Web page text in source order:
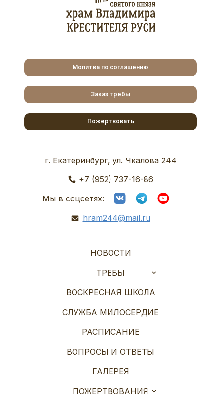
Молитва по соглашению
Заказ требы
Пожертвовать
г. Екатеринбург, ул. Чкалова 244
+7 (952) 737-16-86
Мы в соцсетях:
hram244@mail.ru
НОВОСТИ
ТРЕБЫ
ВОСКРЕСНАЯ ШКОЛА
СЛУЖБА МИЛОСЕРДИЕ
РАСПИСАНИЕ
ВОПРОСЫ И ОТВЕТЫ
ГАЛЕРЕЯ
ПОЖЕРТВОВАНИЯ